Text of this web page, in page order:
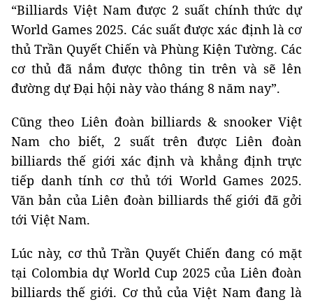
“Billiards Việt Nam được 2 suất chính thức dự
World Games 2025. Các suất được xác định là cơ
thủ Trần Quyết Chiến và Phùng Kiện Tường. Các
cơ thủ đã nắm được thông tin trên và sẽ lên
đường dự Đại hội này vào tháng 8 năm nay”.
Cũng theo Liên đoàn billiards & snooker Việt
Nam cho biết, 2 suất trên được Liên đoàn
billiards thế giới xác định và khẳng định trực
tiếp danh tính cơ thủ tới World Games 2025.
Văn bản của Liên đoàn billiards thế giới đã gởi
tới Việt Nam.
Lúc này, cơ thủ Trần Quyết Chiến đang có mặt
tại Colombia dự World Cup 2025 của Liên đoàn
billiards thế giới. Cơ thủ của Việt Nam đang là